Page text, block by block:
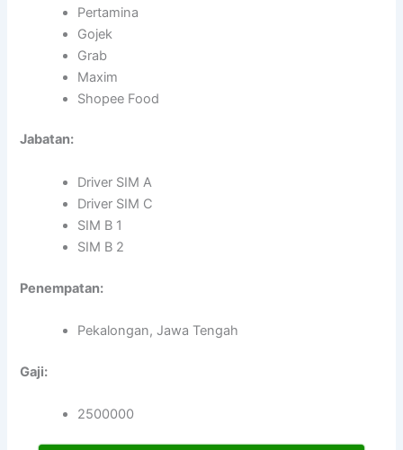
Pertamina
Gojek
Grab
Maxim
Shopee Food
Jabatan:
Driver SIM A
Driver SIM C
SIM B 1
SIM B 2
Penempatan:
Pekalongan, Jawa Tengah
Gaji:
2500000